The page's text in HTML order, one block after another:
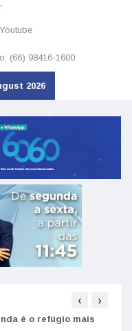
(66) 98416-1600
2026
é o refúgio mais
‹ ›